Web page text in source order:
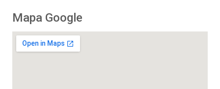
Mapa Google